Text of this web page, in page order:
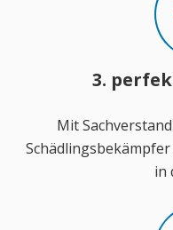
3.
Mit
in